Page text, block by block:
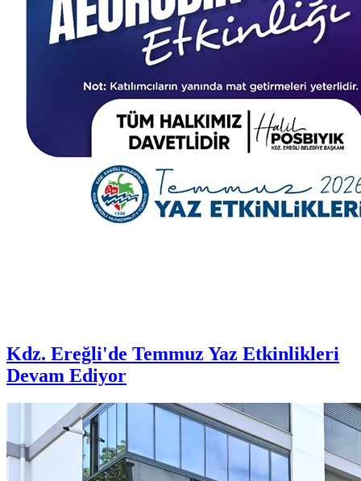
Kdz. Ereğli'de Temmuz Yaz Etkinlikleri
Devam Ediyor